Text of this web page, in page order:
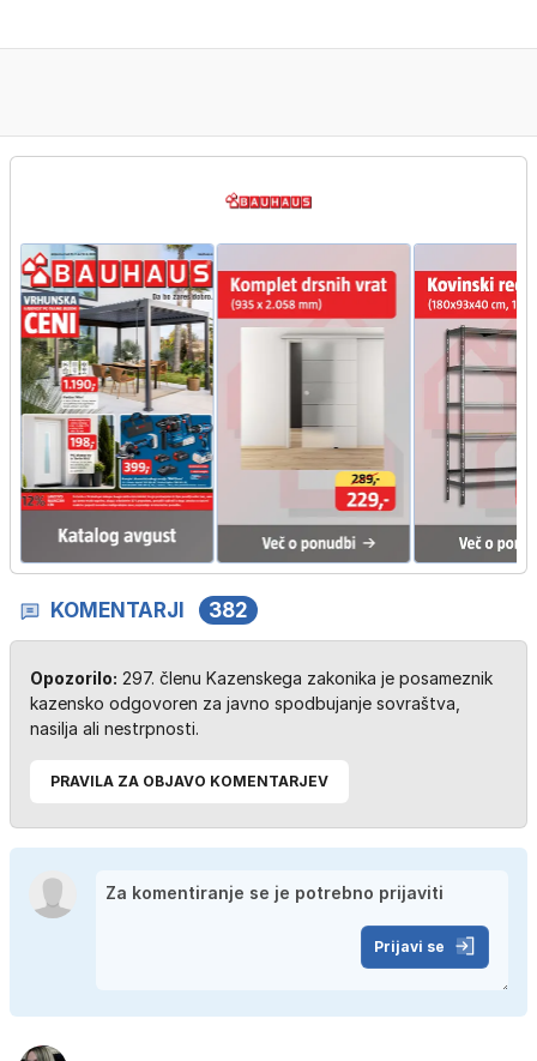
KOMENTARJI 382
Opozorilo: 297. členu Kazenskega zakonika je posameznik
kazensko odgovoren za javno spodbujanje sovraštva,
nasilja ali nestrpnosti.
PRAVILA ZA OBJAVO KOMENTARJEV
Prijavi se